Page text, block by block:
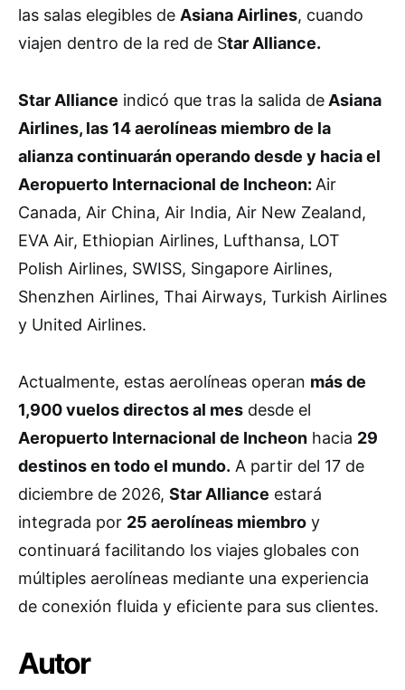
las salas elegibles de Asiana Airlines, cuando
viajen dentro de la red de Star Alliance.
Star Alliance indicó que tras la salida de Asiana
Airlines, las 14 aerolíneas miembro de la
alianza continuarán operando desde y hacia el
Aeropuerto Internacional de Incheon: Air
Canada, Air China, Air India, Air New Zealand,
EVA Air, Ethiopian Airlines, Lufthansa, LOT
Polish Airlines, SWISS, Singapore Airlines,
Shenzhen Airlines, Thai Airways, Turkish Airlines
y United Airlines.
Actualmente, estas aerolíneas operan más de
1,900 vuelos directos al mes desde el
Aeropuerto Internacional de Incheon hacia 29
destinos en todo el mundo. A partir del 17 de
diciembre de 2026, Star Alliance estará
integrada por 25 aerolíneas miembro y
continuará facilitando los viajes globales con
múltiples aerolíneas mediante una experiencia
de conexión fluida y eficiente para sus clientes.
Autor